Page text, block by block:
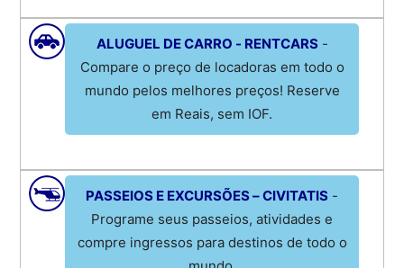
ALUGUEL DE CARRO - RENTCARS-
Compare o preço de locadoras em todo o
mundo pelos melhores preços! Reserve
em Reais, sem IOF.
PASSEIOS E EXCURSÕES – CIVITATIS -
Programe seus passeios, atividades e
compre ingressos para destinos de todo o